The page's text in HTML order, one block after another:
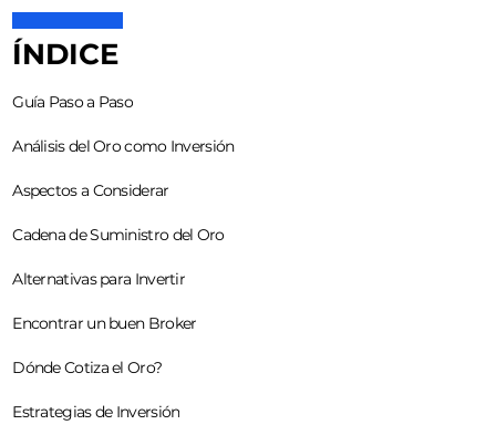
ÍNDICE
Guía Paso a Paso
Análisis del Oro como Inversión
Aspectos a Considerar
Cadena de Suministro del Oro
Alternativas para Invertir
Encontrar un buen Broker
Dónde Cotiza el Oro?
Estrategias de Inversión